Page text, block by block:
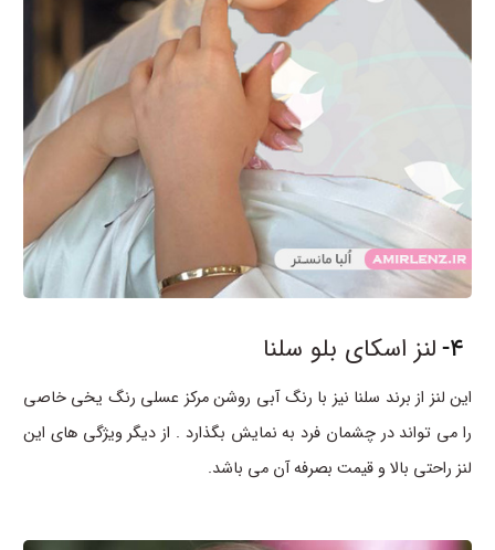
4- لنز اسکای بلو سلنا
این لنز از برند سلنا نیز با رنگ آبی روشن مرکز عسلی رنگ یخی خاصی
را می تواند در چشمان فرد به نمایش بگذارد . از دیگر ویژگی های این
لنز راحتی بالا و قیمت بصرفه آن می باشد.